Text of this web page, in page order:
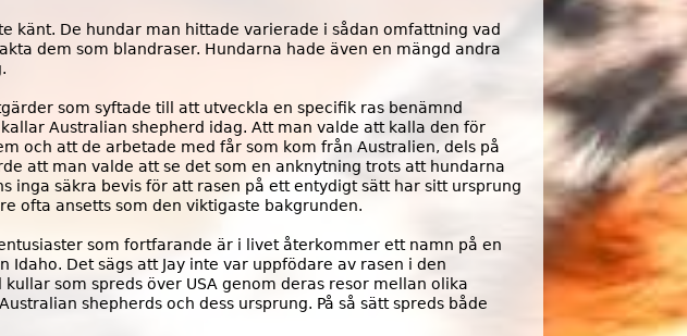
f
r
A
m
e
r
i
känt. De hundar man hittade varierade i sådan omfattning vad
dem som blandraser. Hundarna hade även en mängd andra
som syftade till att utveckla en specifik ras benämnd
Australian shepherd idag. Att man valde att kalla den för
och att de arbetade med får som kom från Australien, dels på
att man valde att se det som en anknytning trots att hundarna
inga säkra bevis för att rasen på ett entydigt sätt har sitt ursprung
ofta ansetts som den viktigaste bakgrunden.
som fortfarande är i livet återkommer ett namn på en
Idaho. Det sägs att Jay inte var uppfödare av rasen i den
som spreds över USA genom deras resor mellan olika
shepherds och dess ursprung. På så sätt spreds både